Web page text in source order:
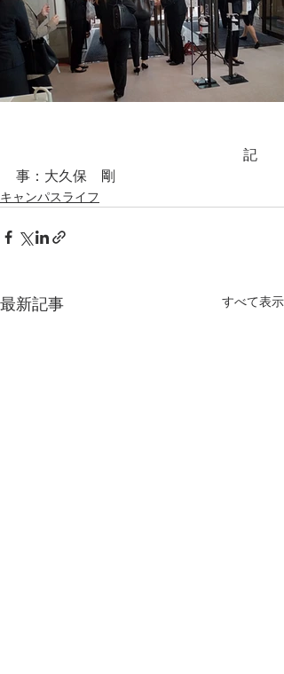
記
事：大久保　剛
キャンパスライフ
最新記事 すべて表示